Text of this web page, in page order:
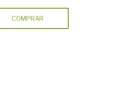
COMPRAR